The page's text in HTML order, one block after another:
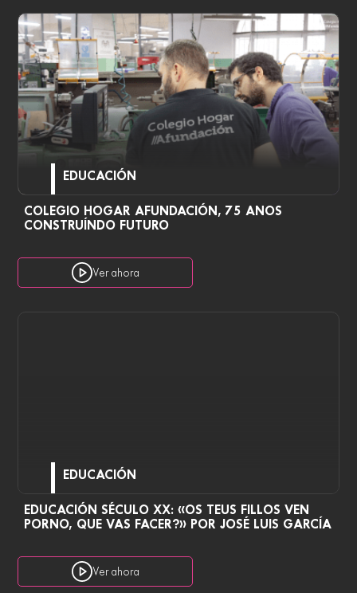
EDUCACIÓN
COLEGIO HOGAR AFUNDACIÓN, 75 ANOS
CONSTRUÍNDO FUTURO
Ver ahora
EDUCACIÓN
EDUCACIÓN SÉCULO XX: «OS TEUS FILLOS VEN
PORNO, QUE VAS FACER?» POR JOSÉ LUIS GARCÍA
Ver ahora